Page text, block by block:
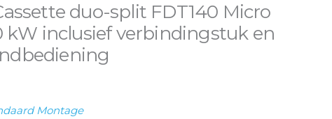
duo-split FDT140 Micro
kW inclusief verbindingstuk en
Montage